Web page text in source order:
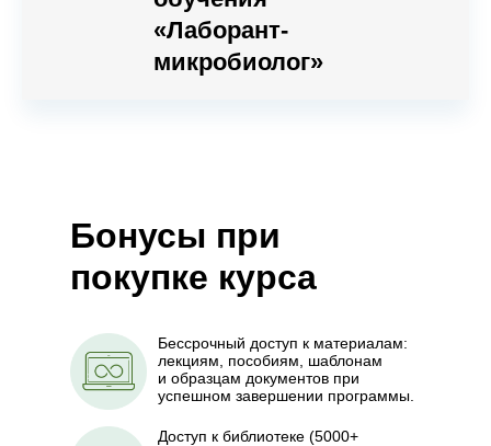
«Лаборант-
микробиолог»
Бонусы при
покупке курса
Бессрочный доступ к материалам:
лекциям, пособиям, шаблонам
и образцам документов при
успешном завершении программы.
Доступ к библиотеке (5000+